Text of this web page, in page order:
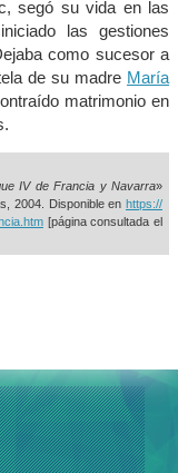
segó su vida en las
las gestiones
como sucesor a
de su madre María
matrimonio en
IV de Francia y Navarra»
2004. Disponible en https://
[página consultada el